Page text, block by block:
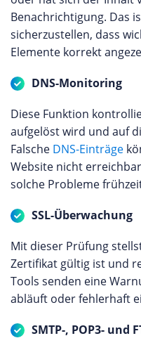
Benachrichtigung. Das
sicherzustellen, dass
Elemente korrekt
DNS-Monitoring
Diese Funktion
aufgelöst wird und auf
Falsche DNS-Einträge
Website nicht
solche Probleme
SSL-Überwachung
Mit dieser Prüfung
Zertifikat gültig ist und
Tools senden eine
abläuft oder fehlerhaft
SMTP-, POP3- und